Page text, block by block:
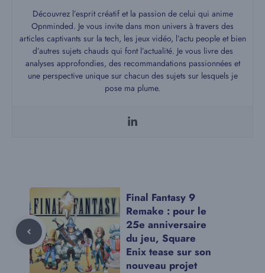
Découvrez l’esprit créatif et la passion de celui qui anime
Opnminded. Je vous invite dans mon univers à travers des
articles captivants sur la tech, les jeux vidéo, l’actu people et bien
d’autres sujets chauds qui font l’actualité. Je vous livre des
analyses approfondies, des recommandations passionnées et
une perspective unique sur chacun des sujets sur lesquels je
pose ma plume.
Final Fantasy 9
Remake : pour le
25e anniversaire
du jeu, Square
Enix tease sur son
nouveau projet